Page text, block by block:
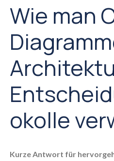
Wie man
okolle
Kurze Antwort für